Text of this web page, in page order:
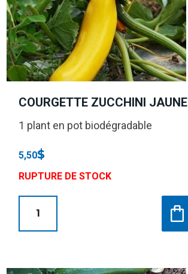
COURGETTE ZUCCHINI JAUNE
1 plant en pot biodégradable
5,50$
RUPTURE DE STOCK